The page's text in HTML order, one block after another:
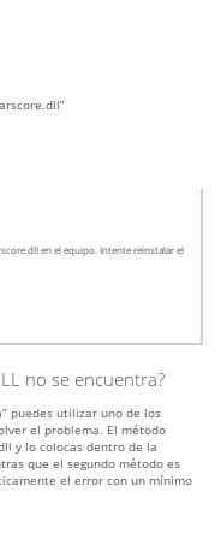
en el equipo. Intente reinstalar el
no se encuentra?
puedes utilizar uno de los
el problema. El método
y lo colocas dentro de la
que el segundo método es
el error con un mínimo